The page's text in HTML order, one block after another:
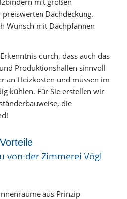
Dachdeckung.
Wunsch mit Dachpfannen
durch, dass auch das
Produktionshallen sinnvoll
an Heizkosten und müssen im
kühlen. Für Sie erstellen wir
die
Vorteile
von der Zimmerei Vögl
aus Prinzip